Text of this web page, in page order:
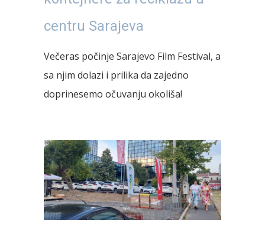
centru Sarajeva
Večeras počinje Sarajevo Film Festival, a
sa njim dolazi i prilika da zajedno
doprinesemo očuvanju okoliša!